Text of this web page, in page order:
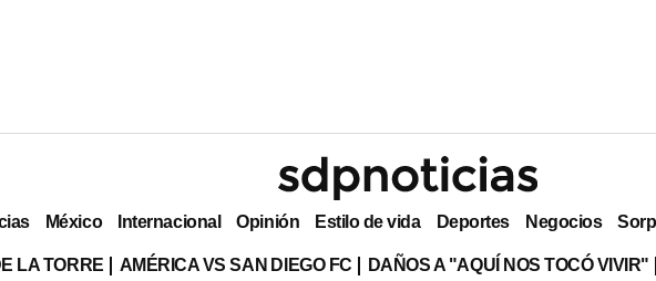
México Internacional Opinión Estilo de vida Deportes Negocios
LA TORRE AMÉRICA VS SAN DIEGO FC DAÑOS A "AQUÍ NOS TOCÓ VIVIR"